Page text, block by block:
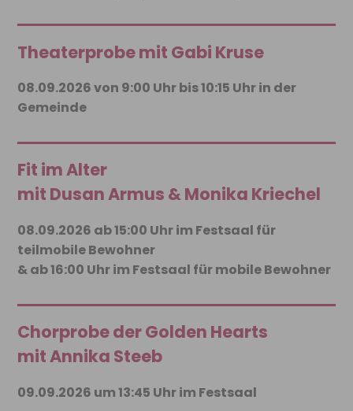
Theaterprobe mit Gabi Kruse
08.09.2026 von 9:00 Uhr bis 10:15 Uhr in der
Gemeinde
Fit im Alter
mit Dusan Armus & Monika Kriechel
08.09.2026 ab 15:00 Uhr im Festsaal für
teilmobile Bewohner
& ab 16:00 Uhr im Festsaal für mobile Bewohner
Chorprobe der Golden Hearts
mit Annika Steeb
09.09.2026 um 13:45 Uhr im Festsaal